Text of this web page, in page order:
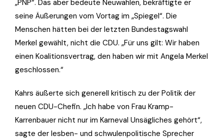
„PNP“. Das aber bedeute Neuwahlen, bekräftigte er
seine Äußerungen vom Vortag im „Spiegel“. Die
Menschen hätten bei der letzten Bundestagswahl
Merkel gewählt, nicht die CDU. „Für uns gilt: Wir haben
einen Koalitionsvertrag, den haben wir mit Angela Merkel
geschlossen.“
Kahrs äußerte sich generell kritisch zu der Politik der
neuen CDU-Chefin. „Ich habe von Frau Kramp-
Karrenbauer nicht nur im Karneval Unsägliches gehört“,
sagte der lesben- und schwulenpolitische Sprecher